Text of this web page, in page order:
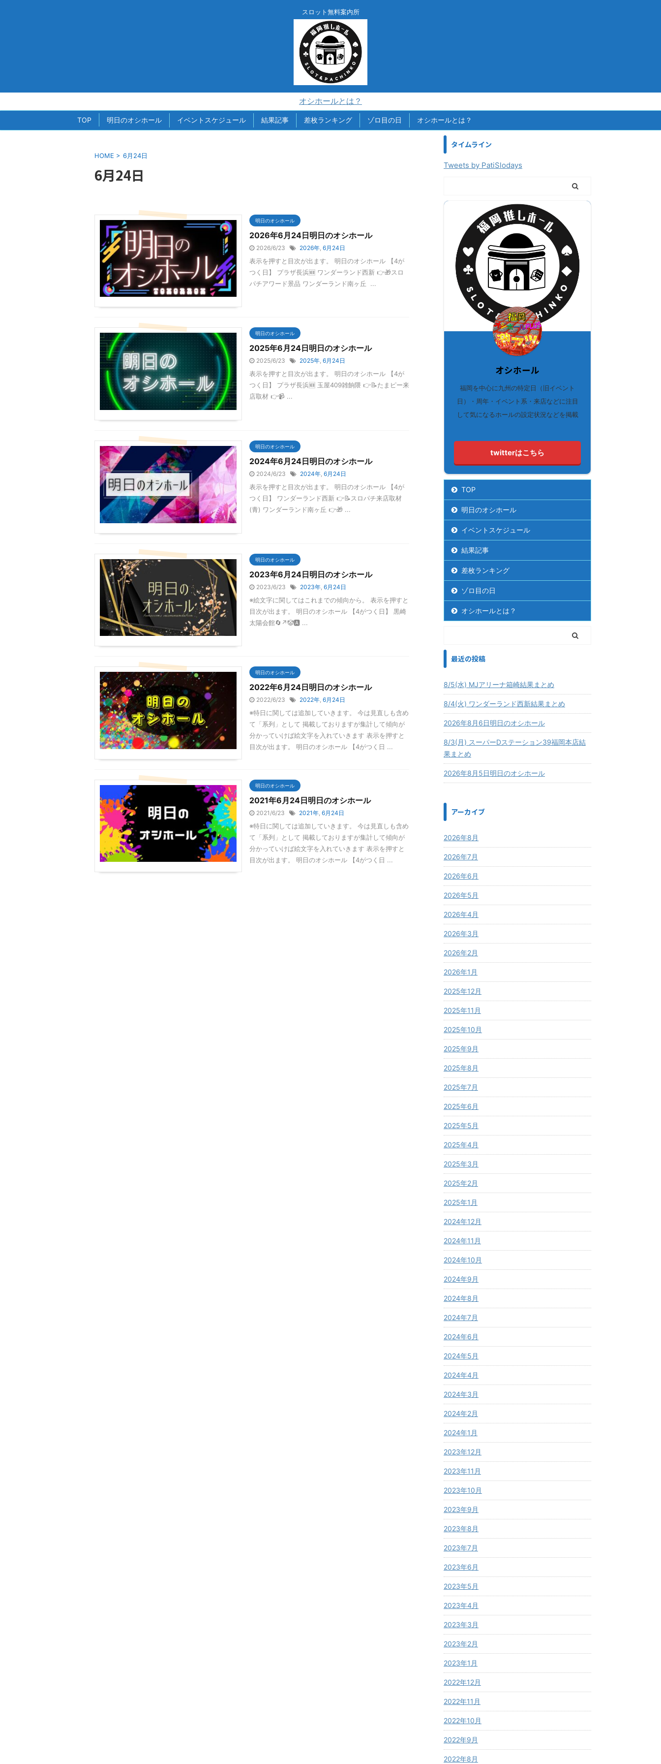
スロット無料案内所
オシホールとは？
TOP 明日のオシホール イベントスケジュール 結果記事 差枚ランキング ゾロ目の日 オシホールとは？
HOME > 6月24日
6月24日
明日のオシホール
2026年6月24日明日のオシホール
2026/6/23 2026年 6月24日
表示を押すと目次が出ます。 明日のオシホール 【4が
つく日】 プラザ長浜🆕 ワンダーランド西新 👉🎁スロ
パチアワード景品 ワンダーランド南ヶ丘  ...
明日のオシホール
2025年6月24日明日のオシホール
2025/6/23 2025年, 6月24日
表示を押すと目次が出ます。 明日のオシホール 【4が
つく日】 プラザ長浜🆕 玉屋409雑餉隈 👉📝たまピー来
店取材 👉📹 ...
明日のオシホール
2024年6月24日明日のオシホール
2024/6/23 2024年 6月24日
表示を押すと目次が出ます。 明日のオシホール 【4が
つく日】 ワンダーランド西新 👉📝スロパチ来店取材
(青) ワンダーランド南ヶ丘 👉🎁 ...
明日のオシホール
2023年6月24日明日のオシホール
2023/6/23 2023年 6月24日
※絵文字に関してはこれまでの傾向から。 表示を押すと
目次が出ます。 明日のオシホール 【4がつく日】 黒崎
太陽会館🔄↗️🤡🅰 ...
明日のオシホール
2022年6月24日明日のオシホール
2022/6/23 2022年, 6月24日
※特日に関しては追加していきます。 今は見直しも含め
て「系列」として 掲載しておりますが集計して傾向が
分かっていけば絵文字を入れていきます 表示を押すと
目次が出ます。 明日のオシホール 【4がつく日 ...
明日のオシホール
2021年6月24日明日のオシホール
2021/6/23 2021年 6月24日
※特日に関しては追加していきます。 今は見直しも含め
て「系列」として 掲載しておりますが集計して傾向が
分かっていけば絵文字を入れていきます 表示を押すと
目次が出ます。 明日のオシホール 【4がつく日 ...
タイムライン
Tweets by PatiSlodays
オシホール
福岡を中心に九州の特定日（旧イベント
日）・周年・イベント系・来店などに注目
して気になるホールの設定状況などを掲載
twitterはこちら
TOP
明日のオシホール
イベントスケジュール
結果記事
差枚ランキング
ゾロ目の日
オシホールとは？
最近の投稿
8/5(水) MJアリーナ箱崎結果まとめ
8/4(火) ワンダーランド西新結果まとめ
2026年8月6日明日のオシホール
8/3(月) スーパーDステーション39福岡本店結
果まとめ
2026年8月5日明日のオシホール
アーカイブ
2026年8月
2026年7月
2026年6月
2026年5月
2026年4月
2026年3月
2026年2月
2026年1月
2025年12月
2025年11月
2025年10月
2025年9月
2025年8月
2025年7月
2025年6月
2025年5月
2025年4月
2025年3月
2025年2月
2025年1月
2024年12月
2024年11月
2024年10月
2024年9月
2024年8月
2024年7月
2024年6月
2024年5月
2024年4月
2024年3月
2024年2月
2024年1月
2023年12月
2023年11月
2023年10月
2023年9月
2023年8月
2023年7月
2023年6月
2023年5月
2023年4月
2023年3月
2023年2月
2023年1月
2022年12月
2022年11月
2022年10月
2022年9月
2022年8月